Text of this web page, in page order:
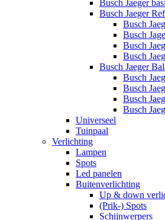
Busch Jaeger
Busch Jaeger
Busch
Busch
Busch
Busch
Busch Jaeger
Busch
Busch
Busch
Busch
Universeel
Tuinpaal
Verlichting
Lampen
Spots
Led panelen
Buitenverlichting
Up & down
(Prik-) Spots
Schijnwerpers